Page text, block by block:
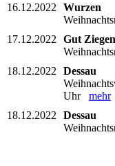
16.12.2022
Wurzen
17.12.2022
Gut
18.12.2022
Dessau
Uhr mehr
18.12.2022
Dessau